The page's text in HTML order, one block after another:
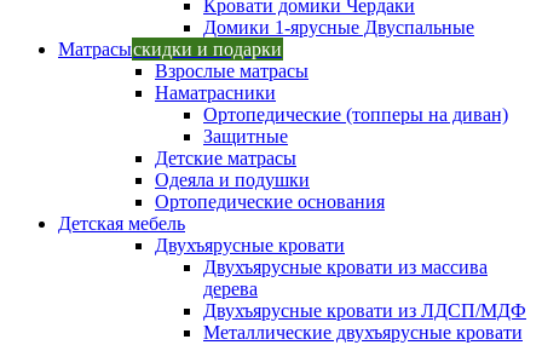
Кровати домики Чердаки
Домики 1-ярусные Двуспальные
Матрасыскидки и подарки
Взрослые матрасы
Наматрасники
Ортопедические (топперы на диван)
Защитные
Детские матрасы
Одеяла и подушки
Ортопедические основания
Детская мебель
Двухъярусные кровати
Двухъярусные кровати из массива
дерева
Двухъярусные кровати из ЛДСП/МДФ
Металлические двухъярусные кровати